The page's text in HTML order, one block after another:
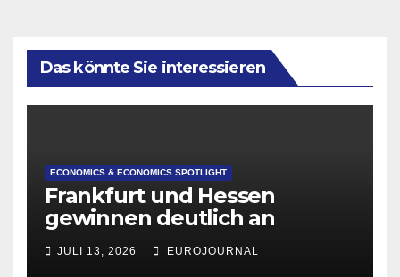
Das könnte Sie interessieren
ECONOMICS & ECONOMICS SPOTLIGHT
Frankfurt und Hessen
gewinnen deutlich an
Attraktivität für Startup-
Gründungen
JULI 13, 2026 EUROJOURNAL